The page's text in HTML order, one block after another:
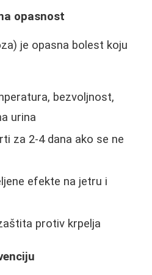
opasnost
je opasna bolest koju
bezvoljnost,
urina
za 2-4 dana ako se ne
efekte na jetru i
protiv krpelja